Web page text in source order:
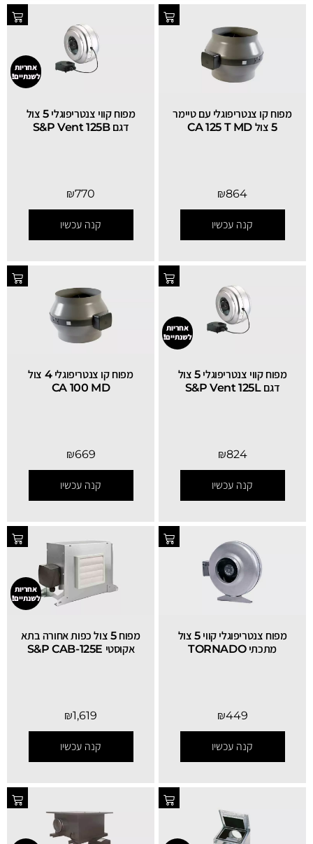
מפוח קו צנטריפוגלי עם טיימר
5 צול CA 125 T MD
₪864
קנה עכשיו
מפוח קווי צנטריפוגלי 5 צול
דגם S&P Vent 125B
₪770
קנה עכשיו
אחריות
לשנתיים!
מפוח קווי צנטריפוגלי 5 צול
דגם S&P Vent 125L
₪824
קנה עכשיו
אחריות
לשנתיים!
מפוח קו צנטריפוגלי 4 צול
CA 100 MD
₪669
קנה עכשיו
מפוח צנטריפוגלי קווי 5 צול
מתכתי TORNADO
₪449
קנה עכשיו
מפוח 5 צול כפות אחורה בתא
אקוסטי S&P CAB-125E
₪1,619
קנה עכשיו
אחריות
לשנתיים!